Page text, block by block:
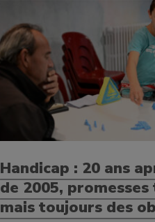
Handicap : 20 ans
de 2005, promesses
mais toujours des